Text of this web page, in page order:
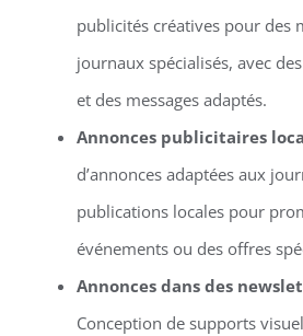
publicités créatives pour des
journaux spécialisés, avec
et des messages adaptés.
Annonces publicitaires
d’annonces adaptées aux
publications locales pour
événements ou des offres
Annonces dans des
Conception de supports